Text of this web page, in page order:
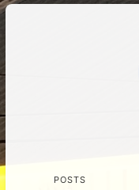
POSTS